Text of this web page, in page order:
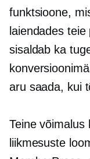
funktsioone,
laiendades
sisaldab ka
aru saada, kui
Teine võimalus
liikmesuste